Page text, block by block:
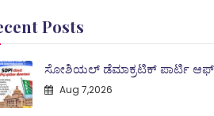
Posts
ಸೋಶಿಯಲ್ ಡೆಮಾಕ್ರಟಿಕ್ ಪಾರ್ಟಿ
Aug 7,2026